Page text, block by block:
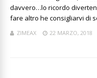
davvero…lo ricordo
fare altro he consigliarvi di
ZIMEAX 22 MARZO, 2018